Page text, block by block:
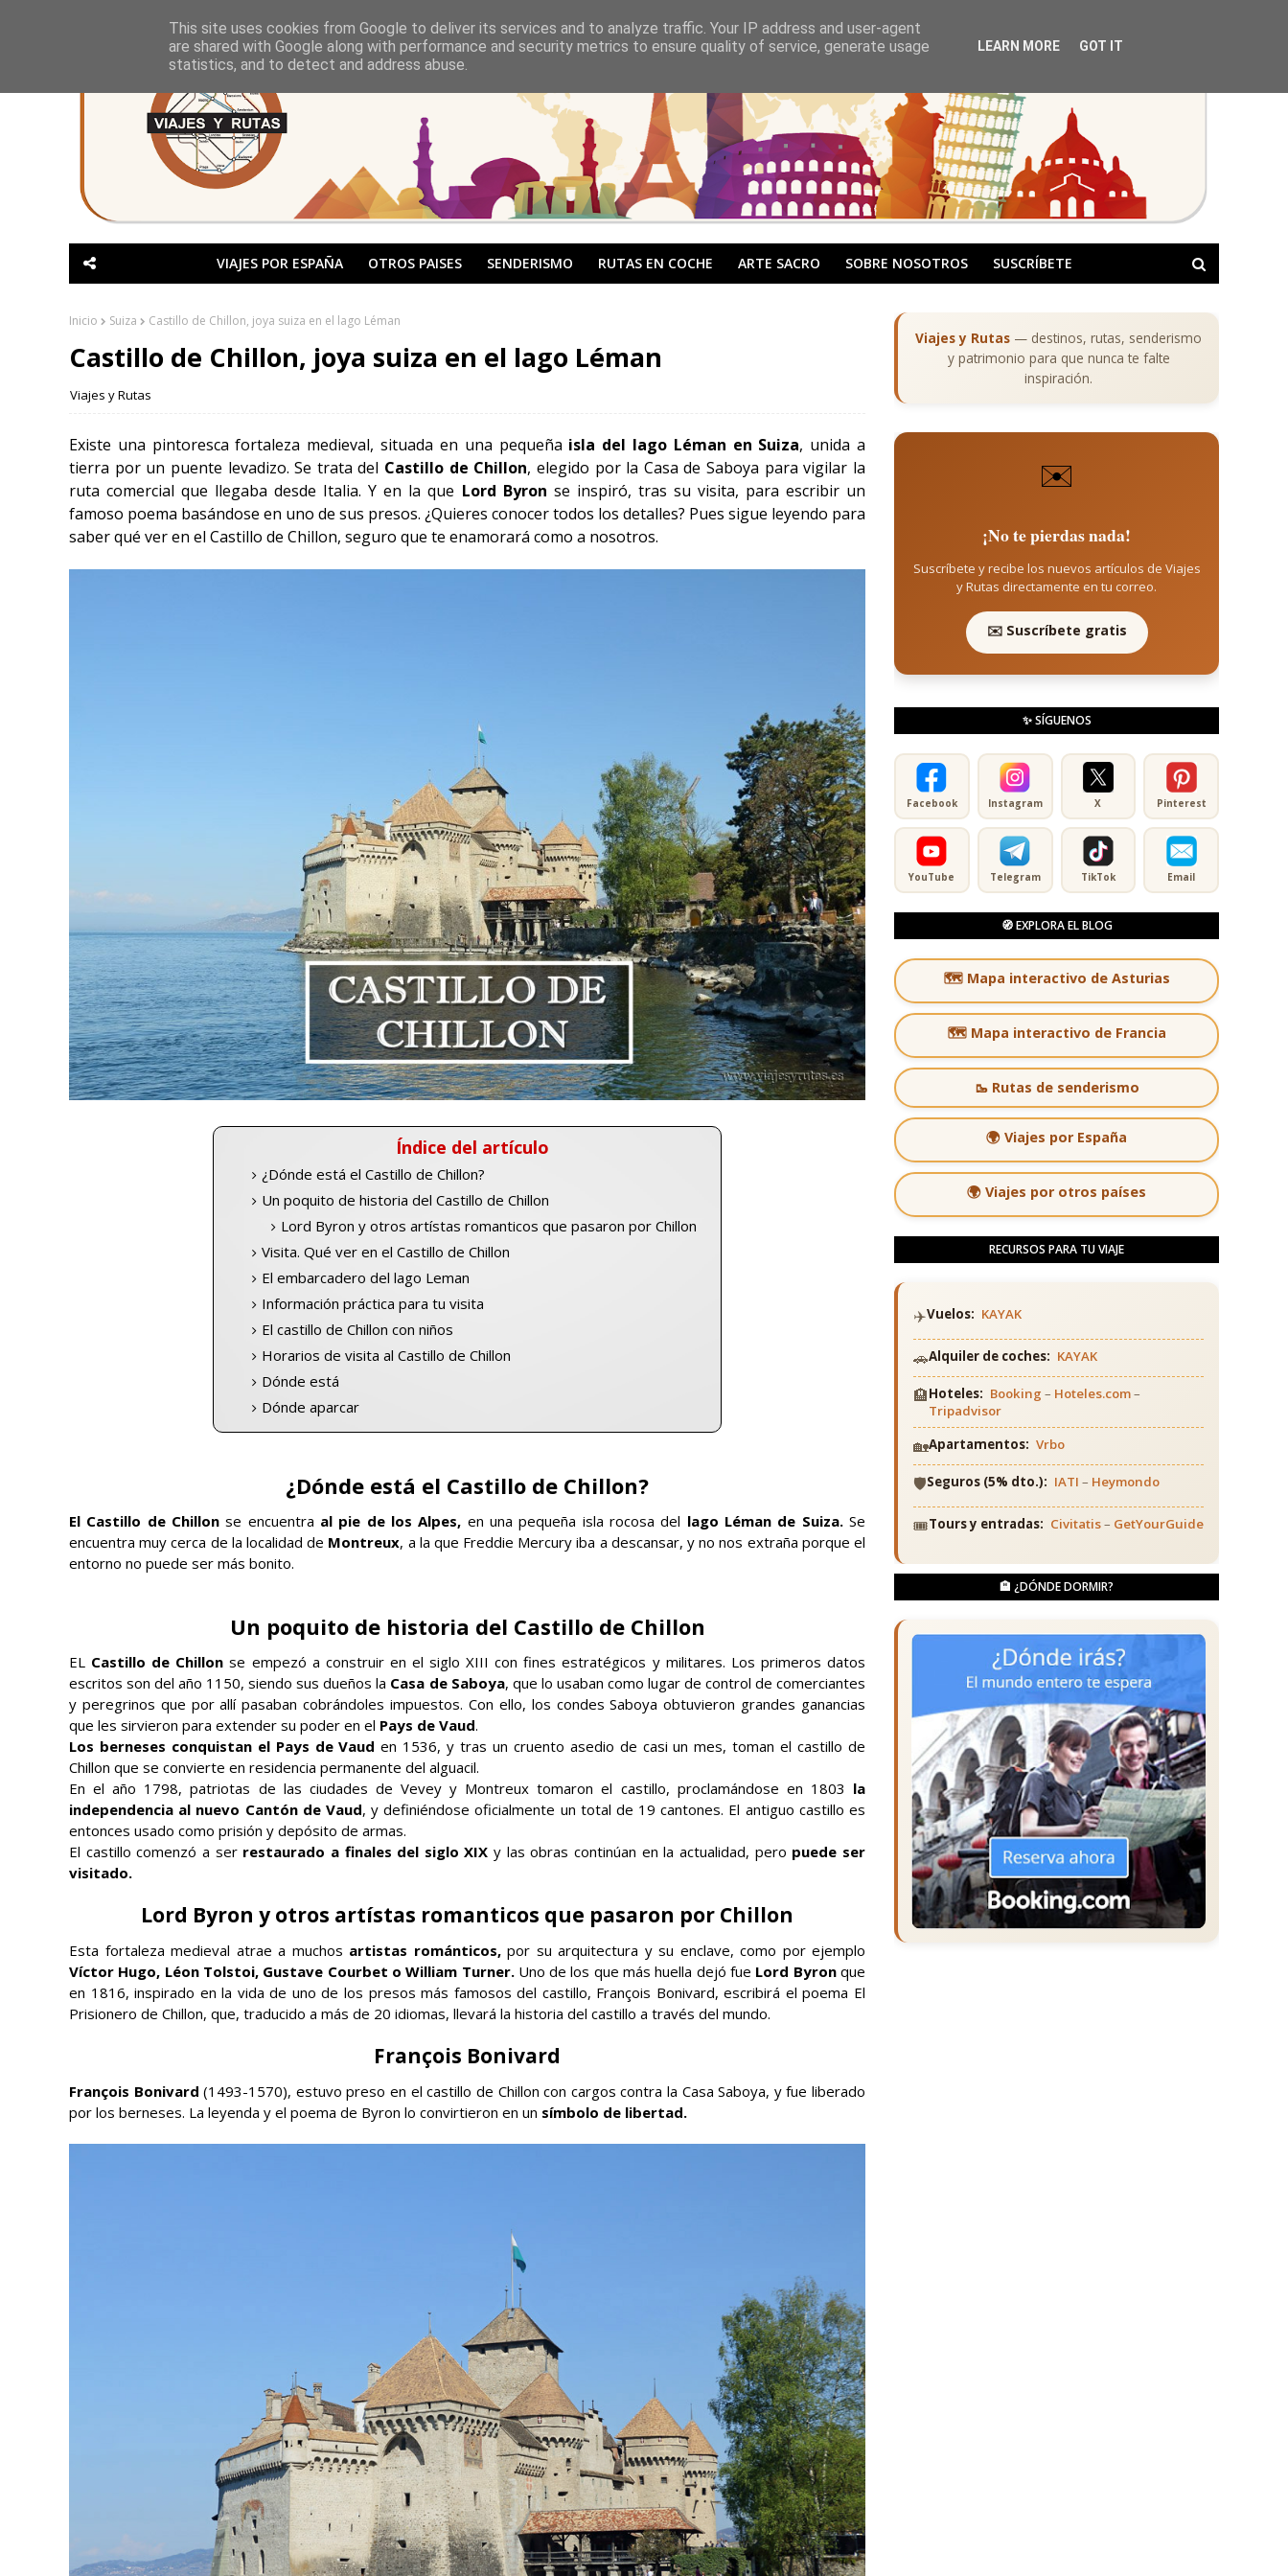
VIAJES POR ESPAÑA OTROS PAISES SENDERISMO RUTAS EN COCHE ARTE SACRO SOBRE NOSOTROS SUSCRÍBETE
Inicio Suiza Castillo de Chillon, joya suiza en el lago Léman
Castillo de Chillon, joya suiza en el lago Léman
Viajes y Rutas
Existe una pintoresca fortaleza medieval, situada en una pequeña isla del lago Léman en Suiza, unida a
tierra por un puente levadizo. Se trata del Castillo de Chillon, elegido por la Casa de Saboya para vigilar la
ruta comercial que llegaba desde Italia. Y en la que Lord Byron se inspiró, tras su visita, para escribir un
famoso poema basándose en uno de sus presos. ¿Quieres conocer todos los detalles? Pues sigue leyendo para
saber qué ver en el Castillo de Chillon, seguro que te enamorará como a nosotros.
Índice del artículo
¿Dónde está el Castillo de Chillon?
Un poquito de historia del Castillo de Chillon
Lord Byron y otros artístas romanticos que pasaron por Chillon
Visita. Qué ver en el Castillo de Chillon
El embarcadero del lago Leman
Información práctica para tu visita
El castillo de Chillon con niños
Horarios de visita al Castillo de Chillon
Dónde está
Dónde aparcar
¿Dónde está el Castillo de Chillon?
El Castillo de Chillon se encuentra al pie de los Alpes, en una pequeña isla rocosa del lago Léman de Suiza.Se
encuentra muy cerca de la localidad de Montreux, a la que Freddie Mercury iba a descansar, y no nos extraña porque el
entorno no puede ser más bonito.
Un poquito de historia del Castillo de Chillon
EL Castillo de Chillon se empezó a construir en el siglo XIII con fines estratégicos y militares. Los primeros datos
escritos son del año 1150, siendo sus dueños la Casa de Saboya, que lo usaban como lugar de control de comerciantes
y peregrinos que por allí pasaban cobrándoles impuestos. Con ello, los condes Saboya obtuvieron grandes ganancias
que les sirvieron para extender su poder en el Pays de Vaud.
Los berneses conquistan el Pays de Vaud en 1536, y tras un cruento asedio de casi un mes, toman el castillo de
Chillon que se convierte en residencia permanente del alguacil.
En el año 1798, patriotas de las ciudades de Vevey y Montreux tomaron el castillo, proclamándose en 1803 la
independencia al nuevo Cantón de Vaud, y definiéndose oficialmente un total de 19 cantones. El antiguo castillo es
entonces usado como prisión y depósito de armas.
El castillo comenzó a ser restaurado a finales del siglo XIX y las obras continúan en la actualidad, pero puede ser
visitado.
Lord Byron y otros artístas romanticos que pasaron por Chillon
Esta fortaleza medieval atrae a muchos artistas románticos,por su arquitectura y su enclave, como por ejemplo
Víctor Hugo, Léon Tolstoi, Gustave Courbet o William Turner. Uno de los que más huella dejó fue Lord Byronque
en 1816, inspirado en la vida de uno de los presos más famosos del castillo, François Bonivard, escribirá el poema El
Prisionero de Chillon, que, traducido a más de 20 idiomas, llevará la historia del castillo a través del mundo.
François Bonivard
François Bonivard (1493-1570), estuvo preso en el castillo de Chillon con cargos contra la Casa Saboya, y fue liberado
por los berneses. La leyenda y el poema de Byron lo convirtieron en un símbolo de libertad.
Viajes y Rutas — destinos, rutas, senderismo
y patrimonio para que nunca te falte
inspiración.
✉️
¡No te pierdas nada!
Suscríbete y recibe los nuevos artículos de Viajes
y Rutas directamente en tu correo.
✉️ Suscríbete gratis
✨ SÍGUENOS
Facebook Instagram X Pinterest
YouTube Telegram TikTok Email
🧭 EXPLORA EL BLOG
🗺️ Mapa interactivo de Asturias
🗺️ Mapa interactivo de Francia
🥾 Rutas de senderismo
🌍 Viajes por España
🌍 Viajes por otros países
RECURSOS PARA TU VIAJE
✈️Vuelos: KAYAK
🚗Alquiler de coches: KAYAK
🏨Hoteles: Booking – Hoteles.com–
Tripadvisor
🏡Apartamentos: Vrbo
🛡️Seguros (5% dto.): IATI – Heymondo
🎟️Tours y entradas: Civitatis– GetYourGuide
🏨 ¿DÓNDE DORMIR?
This site uses cookies from Google to deliver its services and to analyze traffic. Your IP address and user-agent
are shared with Google along with performance and security metrics to ensure quality of service, generate usage
statistics, and to detect and address abuse.
LEARN MORE GOT IT